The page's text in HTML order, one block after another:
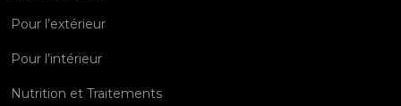
Pour l’extérieur
Pour l’intérieur
Nutrition et Traitements